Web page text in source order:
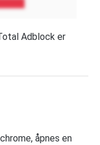
Adblock er
åpnes en